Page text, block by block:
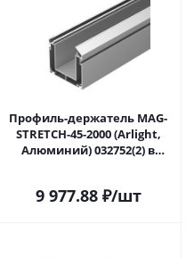
Профиль-держатель MAG-
STRETCH-45-2000 (Arlight,
Алюминий) 032752(2) в
9 977.88₽/шт